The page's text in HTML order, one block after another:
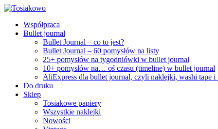
Współpraca
Bullet journal
Bullet Journal – co to jest?
Bullet Journal – 60 pomysłów na listy
25+ pomysłów na tygodniówki w bullet journal
10+ pomysłów na… oś czasu (timeline) w bullet journal
AliExpress dla bullet journal, czyli naklejki, washi tape i
Do druku
Sklep
Tosiakowe papiery
Wszystkie naklejki
Nowości